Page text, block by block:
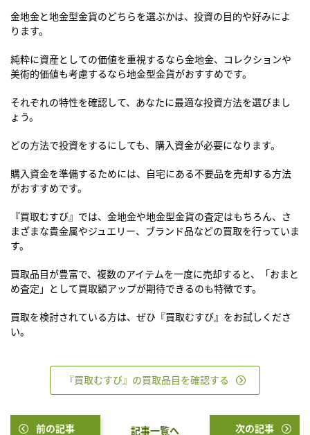
金地金と地金型金貨のどちらを選ぶかは、投資の目的や好みによ
ります。
純粋に資産としての価値を重視するなら金地金、コレクションや
美術的価値も考慮するなら地金型金貨がおすすめです。
それぞれの特性を確認して、あなたに最適な投資方法を選びまし
ょう。
どの方法で投資をするにしても、購入資金が必要になります。
購入資金を準備するためには、自宅にある不要品を売却する方法
がおすすめです。
『買取むすび』では、金地金や地金型金貨の査定はもちろん、さ
まざまな貴金属やジュエリー、ブランド品などの買取を行っていま
す。
買取品目が豊富で、複数のアイテムを一度に売却すると、「おまと
め査定」として買取額アップが期待できるのも特徴です。
買取を検討されている方は、ぜひ『買取むすび』をお試しくださ
い。
『買取むすび』の買取品目を確認する
前の記事 記事一覧へ 次の記事